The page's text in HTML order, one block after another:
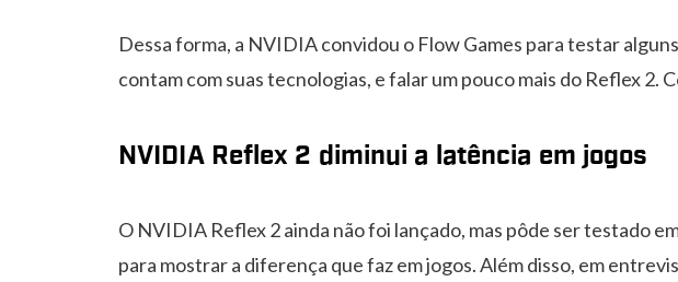
Dessa forma, a NVIDIA convidou o Flow Games para testar
contam com suas tecnologias, e falar um pouco mais do Reflex 2.
NVIDIA Reflex 2 diminui a latência em jogos
O NVIDIA Reflex 2 ainda não foi lançado, mas pôde ser testado
para mostrar a diferença que faz em jogos. Além disso, em